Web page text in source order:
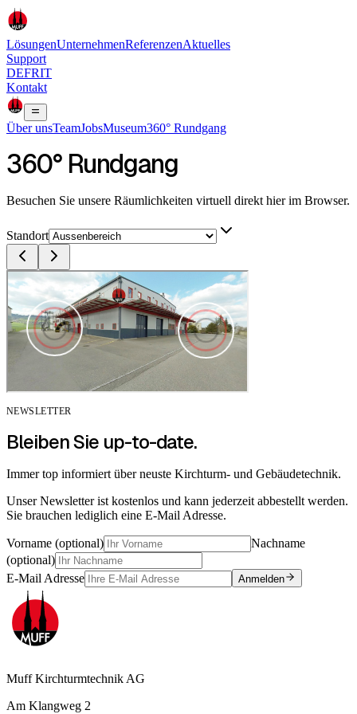
LösungenUnternehmenReferenzenAktuelles
Support
DEFRIT
Kontakt
Über unsTeamJobsMuseum360° Rundgang
360° Rundgang
Besuchen Sie unsere Räumlichkeiten virtuell direkt hier im Browser.
Standort
NEWSLETTER
Bleiben Sie up-to-date.
Immer top informiert über neuste Kirchturm- und Gebäudetechnik.
Unser Newsletter ist kostenlos und kann jederzeit abbestellt werden.
Sie brauchen lediglich eine E-Mail Adresse.
Vorname (optional)
Nachname
(optional)
E-Mail Adresse
Anmelden
Muff Kirchturmtechnik AG
Am Klangweg 2